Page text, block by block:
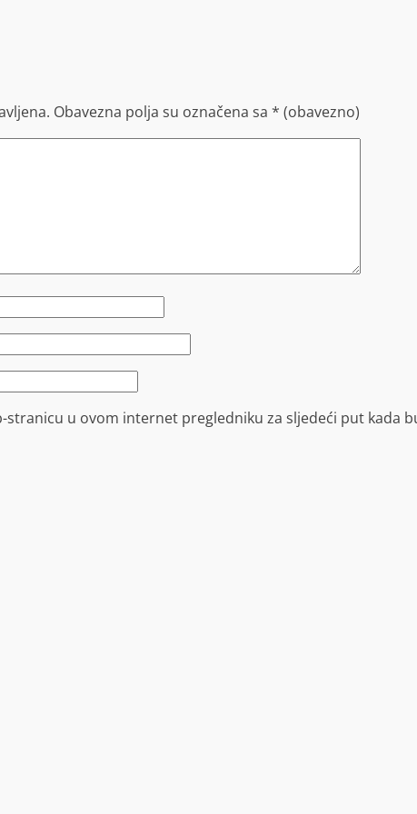
Obavezna polja su označena sa * (obavezno)
stranicu u ovom internet pregledniku za sljedeći put kada